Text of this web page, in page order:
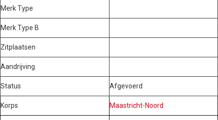
Merk Type
Merk Type B
Zitplaatsen
Aandrijving
Status Afgevoerd
Korps Maastricht-Noord